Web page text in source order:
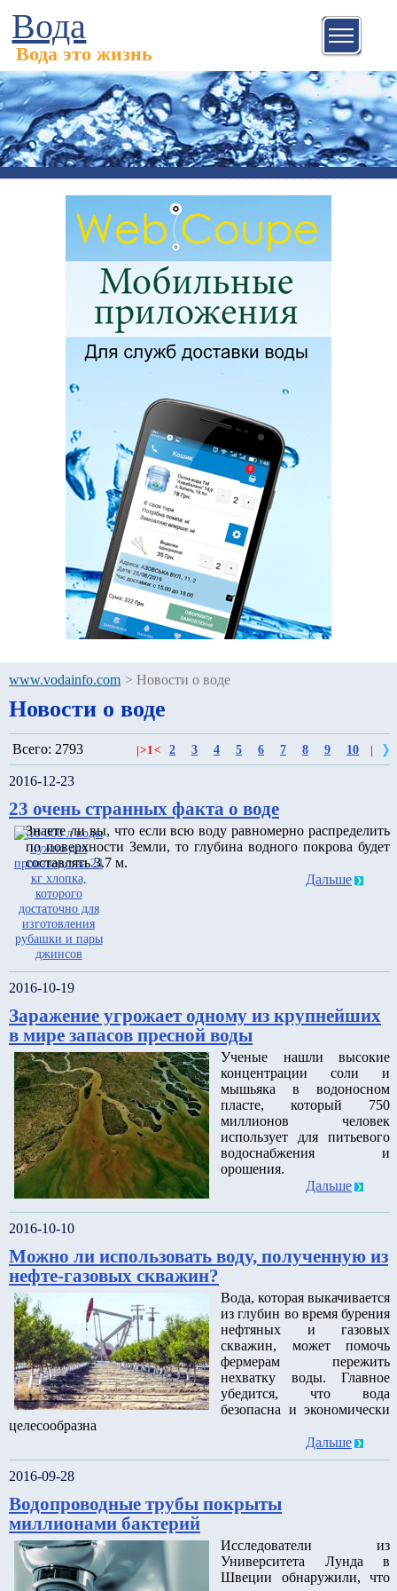
Вода
Вода это жизнь
www.vodainfo.com > Новости о воде
Новости о воде
Всего: 2793 >1< 2 3 4 5 6 7 8 9 10
2016-12-23
23 очень странных факта о воде
Знаете ли вы, что если всю воду равномерно распределить
по поверхности Земли, то глубина водного покрова будет
составлять 3.7 м.
Дальше
2016-10-19
Заражение угрожает одному из крупнейших
в мире запасов пресной воды
Ученые нашли высокие
концентрации соли и
мышьяка в водоносном
пласте, который 750
миллионов человек
использует для питьевого
водоснабжения и
орошения.
Дальше
2016-10-10
Можно ли использовать воду, полученную из
нефте-газовых скважин?
Вода, которая выкачивается
из глубин во время бурения
нефтяных и газовых
скважин, может помочь
фермерам пережить
нехватку воды. Главное
убедится, что вода
безопасна и экономически
целесообразна
Дальше
2016-09-28
Водопроводные трубы покрыты
миллионами бактерий
Исследователи из
Университета Лунда в
Швеции обнаружили, что